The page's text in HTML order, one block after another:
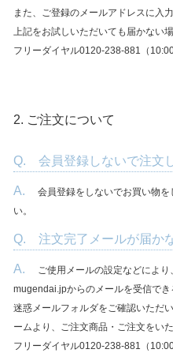
また、ご登録のメールアドレスに入
上記をお試しいただいても届かない
フリーダイヤル0120-238-881（
2. ご注文について
Q. 会員登録しないで注文し
A.
会員登録をしないでお買い物
い。
Q. 注文完了メールが届かな
A.
ご使用メールの設定などによ
mugendai.jpからのメールを受信でき
迷惑メールフォルダをご確認いただ
ームより、ご注文商品・ご注文をい
フリーダイヤル0120-238-881（